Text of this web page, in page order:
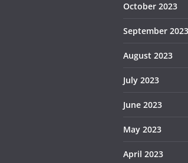
October 2023
September 2023
August 2023
July 2023
June 2023
May 2023
April 2023